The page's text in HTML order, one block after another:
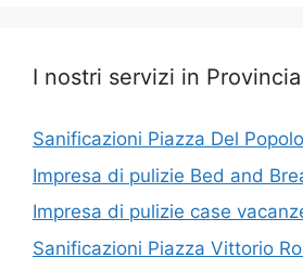
I nostri servizi in
Sanificazioni Piazza Del Popolo
Impresa di pulizie Bed and
Impresa di pulizie case
Sanificazioni Piazza Vittorio